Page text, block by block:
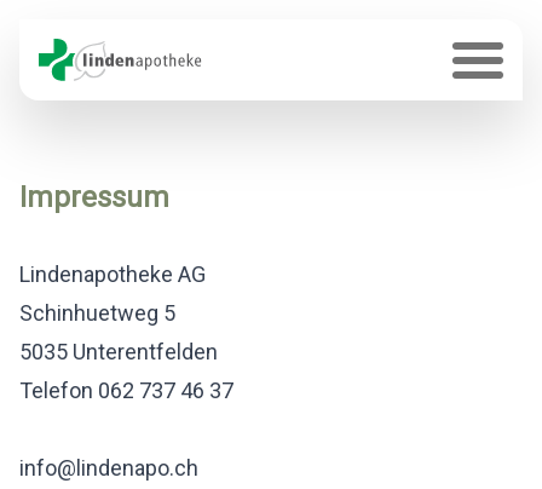
Impressum
Lindenapotheke AG
Schinhuetweg 5
5035 Unterentfelden
Telefon 062 737 46 37
info@lindenapo.ch